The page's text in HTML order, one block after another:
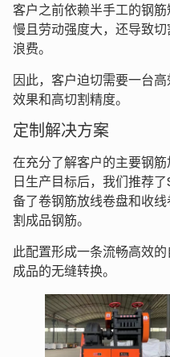
客户之前依赖半手工的钢
慢且劳动强度大，还导致
浪费。
因此，客户迫切需要一台
效果和高切割精度。
定制解决方案
在充分了解客户的主要钢
日生产目标后，我们推荐
备了卷钢筋放线卷盘和收
割成品钢筋。
此配置形成一条流畅高效
成品的无缝转换。